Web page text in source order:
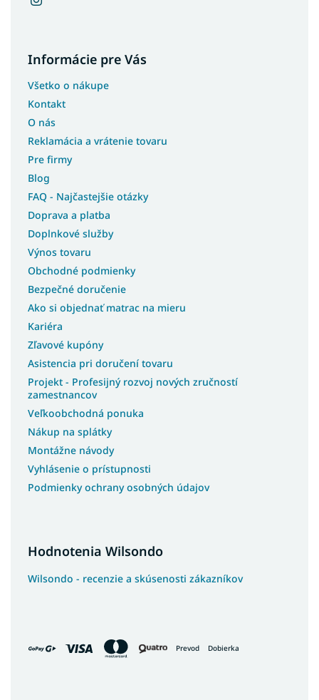
Informácie pre Vás
Všetko o nákupe
Kontakt
O nás
Reklamácia a vrátenie tovaru
Pre firmy
Blog
FAQ - Najčastejšie otázky
Doprava a platba
Doplnkové služby
Výnos tovaru
Obchodné podmienky
Bezpečné doručenie
Ako si objednať matrac na mieru
Kariéra
Zľavové kupóny
Asistencia pri doručení tovaru
Projekt - Profesijný rozvoj nových zručností
zamestnancov
Veľkoobchodná ponuka
Nákup na splátky
Montážne návody
Vyhlásenie o prístupnosti
Podmienky ochrany osobných údajov
Hodnotenia Wilsondo
Wilsondo - recenzie a skúsenosti zákazníkov
Prevod Dobierka